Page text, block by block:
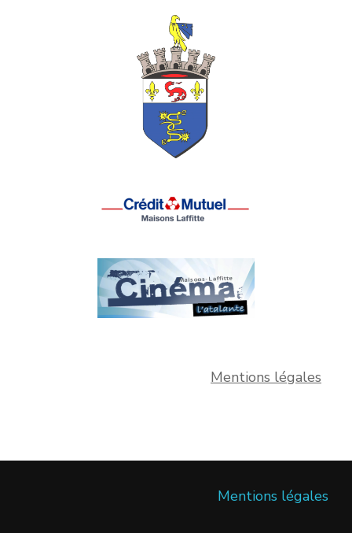
Mentions légales
Mentions légales